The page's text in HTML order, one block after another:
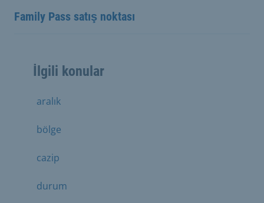
Family Pass satış noktası
İlgili konular
aralık
bölge
cazip
durum